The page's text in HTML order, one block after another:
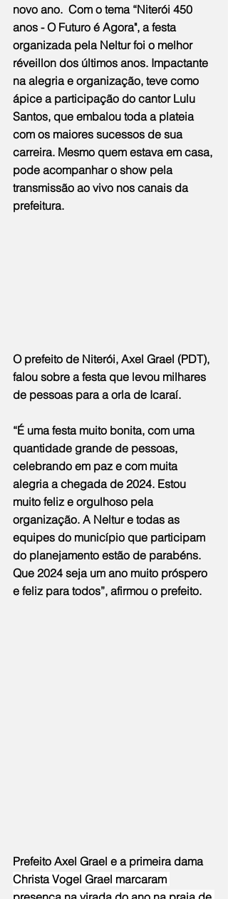
novo ano.  Com o tema “Niterói 450
anos - O Futuro é Agora", a festa
organizada pela Neltur foi o melhor
réveillon dos últimos anos. Impactante
na alegria e organização, teve como
ápice a participação do cantor Lulu
Santos, que embalou toda a plateia
com os maiores sucessos de sua
carreira. Mesmo quem estava em casa,
pode acompanhar o show pela
transmissão ao vivo nos canais da
prefeitura.
O prefeito de Niterói, Axel Grael (PDT),
falou sobre a festa que levou milhares
de pessoas para a orla de Icaraí.
“É uma festa muito bonita, com uma
quantidade grande de pessoas,
celebrando em paz e com muita
alegria a chegada de 2024. Estou
muito feliz e orgulhoso pela
organização. A Neltur e todas as
equipes do município que participam
do planejamento estão de parabéns.
Que 2024 seja um ano muito próspero
e feliz para todos”, afirmou o prefeito.
Prefeito Axel Grael e a primeira dama
Christa Vogel Grael marcaram